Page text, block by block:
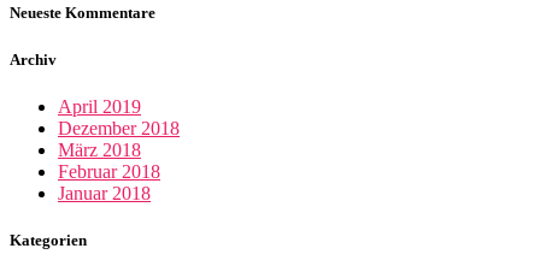
Neueste Kommentare
Archiv
April 2019
Dezember 2018
März 2018
Februar 2018
Januar 2018
Kategorien